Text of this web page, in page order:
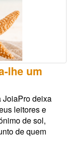
lhe um
JoiaPro deixa
leitores e
de sol,
de quem